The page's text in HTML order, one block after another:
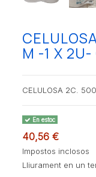
M -1 X
CELULOSA 2C.
En estoc
40,56 €
Impostos inclosos
Lliurament en un